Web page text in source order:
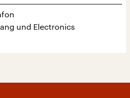
und Electronics